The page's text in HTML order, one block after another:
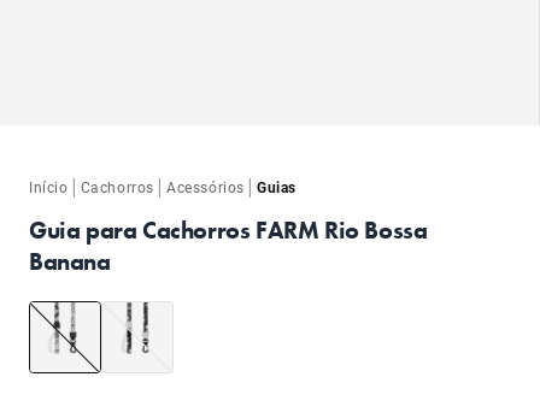
Início | Cachorros |Acessórios |Guias
Guia para Cachorros FARM Rio Bossa
Banana